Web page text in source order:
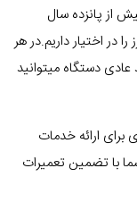
از پانزده سال
را در اختیار داریم.در هر
دستگاه میتوانید
ارائه خدمات
با تضمین تعمیرات